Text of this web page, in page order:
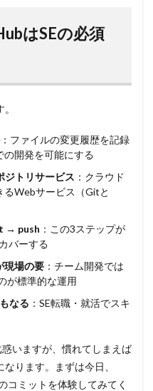
はSEの必須
：ファイルの変更履歴を記録
の開発を可能にする
トリサービス ：クラウド
るWebサービス（Gitと
→ push ：この3ステップが
バーする
現場の要 ：チーム開発では
が標準的な運用
なる ：SE転職・就活でスキ
いますが、慣れてしまえば
ります。まずは今日、
コミットを体験してみてく